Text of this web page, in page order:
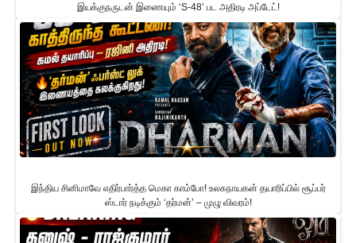
இயக்குநருடன் இணையும் ‘S-48’ பட அதிரடி அப்டேட்!
இந்திய சினிமாவே எதிர்பார்த்த மெகா காம்போ! உலகநாயகன் தயாரிப்பில் சூப்பர்
ஸ்டார் நடிக்கும் ‘தர்மன்’ – முழு விவரம்!